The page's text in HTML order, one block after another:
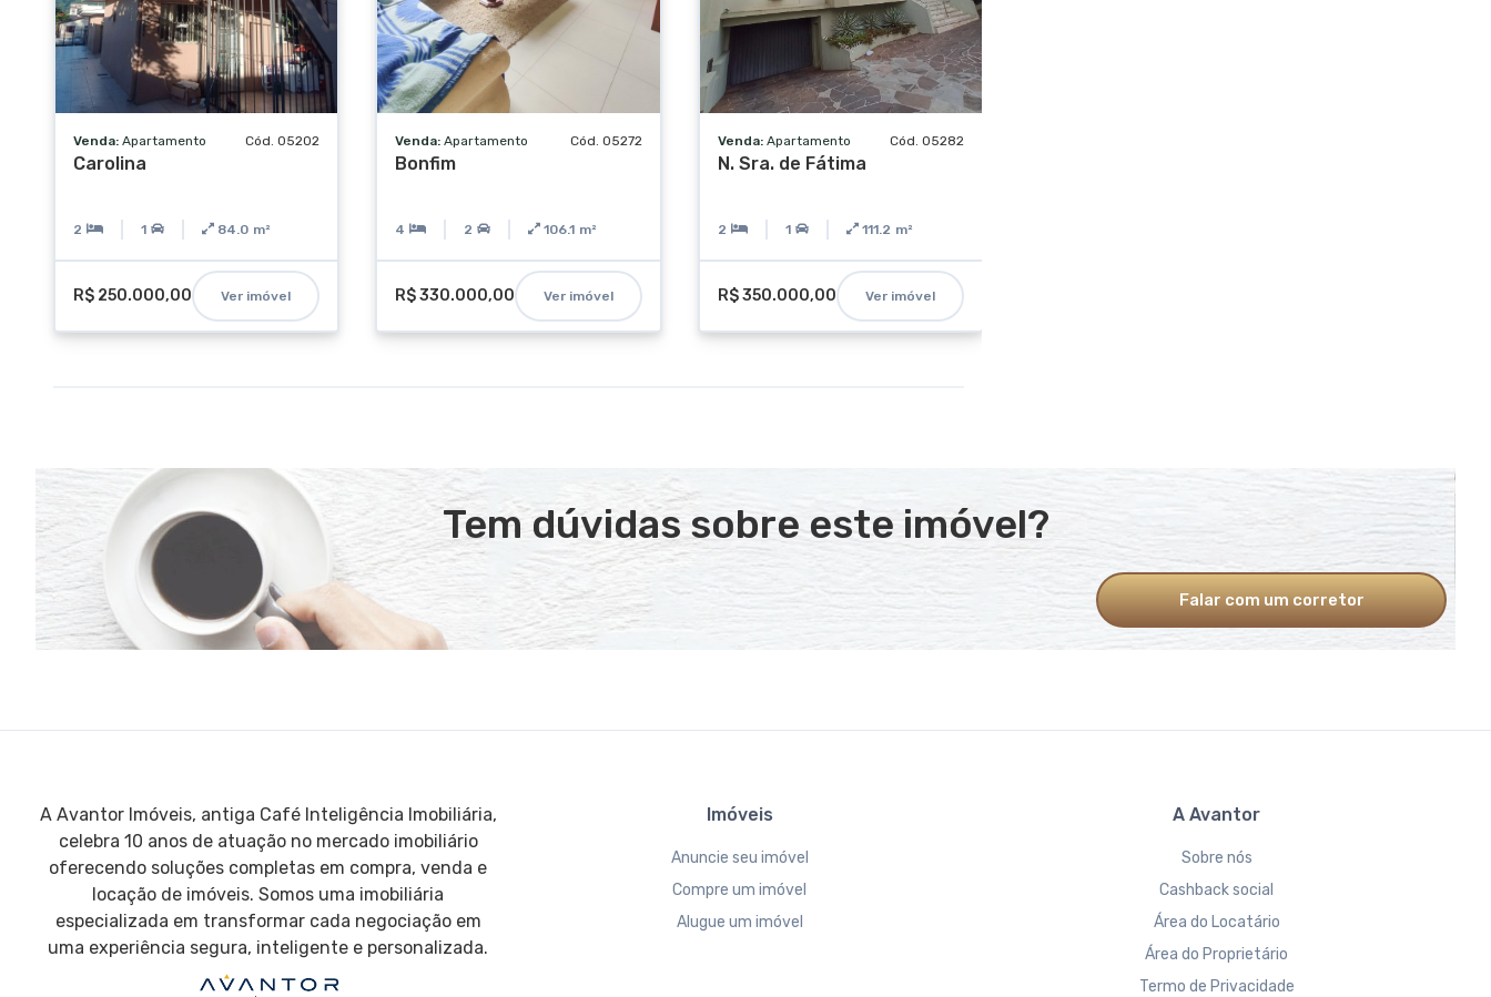
Venda: Apartamento Cód. 05202
Carolina
2 1 84.0 m²
R$ 250.000,00 Ver imóvel
Venda: Apartamento Cód. 05272
Bonfim
4 2 106.1 m²
R$ 330.000,00 Ver imóvel
Venda: Apartamento Cód. 05282
N. Sra. de Fátima
2 1 111.2 m²
R$ 350.000,00 Ver imóvel
Tem dúvidas sobre este imóvel?
Falar com um corretor
A Avantor Imóveis, antiga Café Inteligência Imobiliária,
celebra 10 anos de atuação no mercado imobiliário
oferecendo soluções completas em compra, venda e
locação de imóveis. Somos uma imobiliária
especializada em transformar cada negociação em
uma experiência segura, inteligente e personalizada.
Imóveis
Anuncie seu imóvel
Compre um imóvel
Alugue um imóvel
A Avantor
Sobre nós
Cashback social
Área do Locatário
Área do Proprietário
Termo de Privacidade